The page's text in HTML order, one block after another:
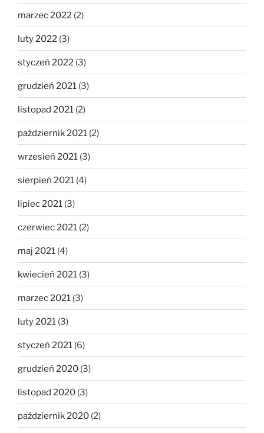
marzec 2022 (2)
luty 2022 (3)
styczeń 2022 (3)
grudzień 2021 (3)
listopad 2021 (2)
październik 2021 (2)
wrzesień 2021 (3)
sierpień 2021 (4)
lipiec 2021 (3)
czerwiec 2021 (2)
maj 2021 (4)
kwiecień 2021 (3)
marzec 2021 (3)
luty 2021 (3)
styczeń 2021 (6)
grudzień 2020 (3)
listopad 2020 (3)
październik 2020 (2)